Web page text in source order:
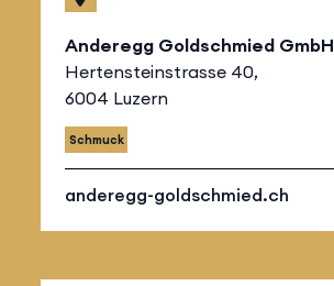
Anderegg Goldschmied GmbH
Hertensteinstrasse 40,
6004 Luzern
Schmuck
anderegg-goldschmied.ch